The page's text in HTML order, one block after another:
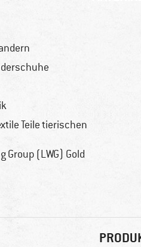
Teile tierischen
Group (LWG) Gold